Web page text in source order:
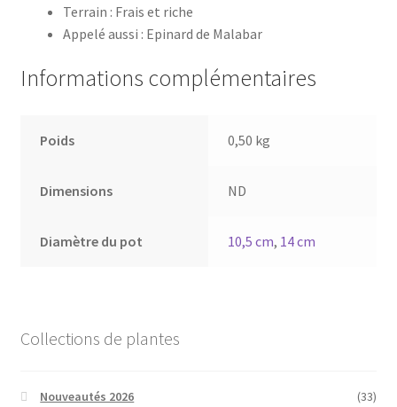
Terrain : Frais et riche
Appelé aussi : Epinard de Malabar
Informations complémentaires
Poids 0,50 kg
Dimensions ND
Diamètre du pot 10,5 cm, 14 cm
Collections de plantes
Nouveautés 2026
(33)